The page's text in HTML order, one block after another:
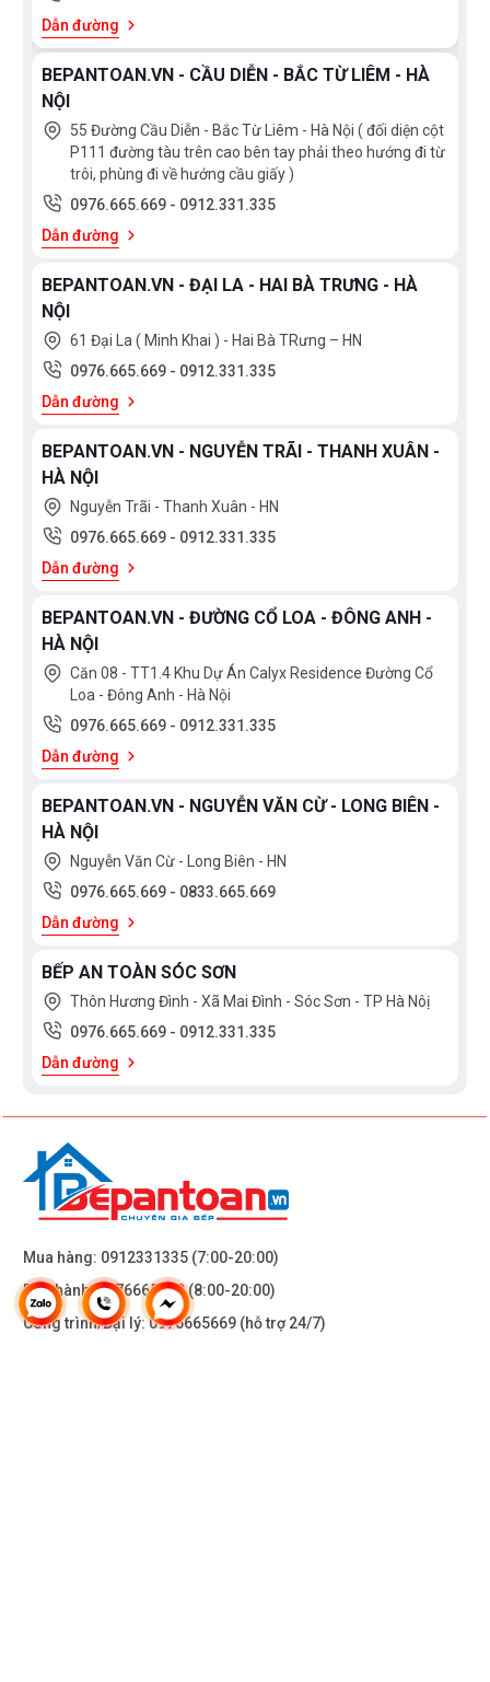
Tự động chuyển từ chế độ chuyên sâu sang chế độ
cài đặt thông thường sau 6 phút
Bảng điều khiển cảm ứng dạng LED
03 mức công suất hút thông thường + 01 chế độ hút
chuyên sâu (P)
Công suất hút:
Mức hút tối thiểu: 372 m
Độ ồn:
Mức thấp nhất: 60 dB
Mức tối đa: 70 dB
Tổng: 139 W
Mức tiêu thụ động cơ: 255 W
Mức tiêu thụ đèn: 2 x 1
Nhãn năng lượng đạt hạng: B (thang t
đến A++)
Hiệu điện thế: 220-240 V
Tần số: 50-60 Hz
Đường kính ống thoát: đường kính 120/150 mm
Chiều dài dây cấp điện: 130 cm
có thể thay đổi chiều cao
Kích thước sản phẩm: W900 x D500 x H635/965 mm
Thống số kỹ thuật
Xuất xứ
Kiểu dáng ÁP TƯỜNG CHỮ T
Số tốc độ
Tốc độ hút (m3/h) 604
Độ ồn (dB)
Động cơ TURBIN
Đèn chiếu sáng LED
Điện áp (V) 220 – 250V
Dẫn đường
BEPANTOAN.VN - CẦU DIỄN - BẮC TỪ LIÊM - HÀ
NỘI
55 Đường Cầu Diễn - Bắc Từ Liêm - Hà Nội ( đối diện cột
P111 đường tàu trên cao bên tay phải theo hướng đi từ
trôi, phùng đi về hướng cầu giấy )
0976.665.669 - 0912.331.335
Dẫn đường
BEPANTOAN.VN - ĐẠI LA - HAI BÀ TRƯNG - HÀ
NỘI
61 Đại La ( Minh Khai ) - Hai Bà TRưng – HN
0976.665.669 - 0912.331.335
Dẫn đường
BEPANTOAN.VN - NGUYỄN TRÃI - THANH XUÂN -
HÀ NỘI
Nguyễn Trãi - Thanh Xuân - HN
0976.665.669 - 0912.331.335
Dẫn đường
BEPANTOAN.VN - ĐƯỜNG CỔ LOA - ĐÔNG ANH -
HÀ NỘI
Căn 08 - TT1.4 Khu Dự Án Calyx Residence Đường Cổ
Loa - Đông Anh - Hà Nội
0976.665.669 - 0912.331.335
Dẫn đường
BEPANTOAN.VN - NGUYỄN VĂN CỪ - LONG BIÊN -
HÀ NỘI
Nguyễn Văn Cừ - Long Biên - HN
0976.665.669 - 0833.665.669
Dẫn đường
BẾP AN TOÀN SÓC SƠN
Thôn Hương Đình - Xã Mai Đình - Sóc Sơn - TP Hà Nôị
0976.665.669 - 0912.331.335
Dẫn đường
Mua hàng: 0912331335 (7:00-20:00)
Bảo hành:0976665669(8:00-20:00)
Công trình/Đại lý:0976665669 (hỗ trợ 24/7)